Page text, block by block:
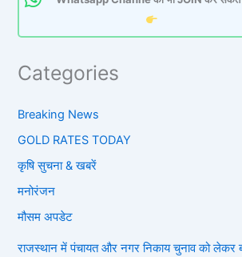
Categories
Breaking News
GOLD RATES TODAY
कृषि सुचना & खबरें
मनोरंजन
मौसम अपडेट
राजस्थान में पंचायत और नगर निकाय चुनाव को लेकर